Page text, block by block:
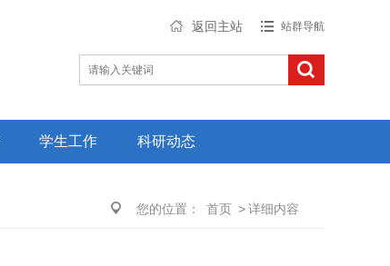
返回主站 站群导航
学生工作 科研动态
您的位置： 首页 >详细内容